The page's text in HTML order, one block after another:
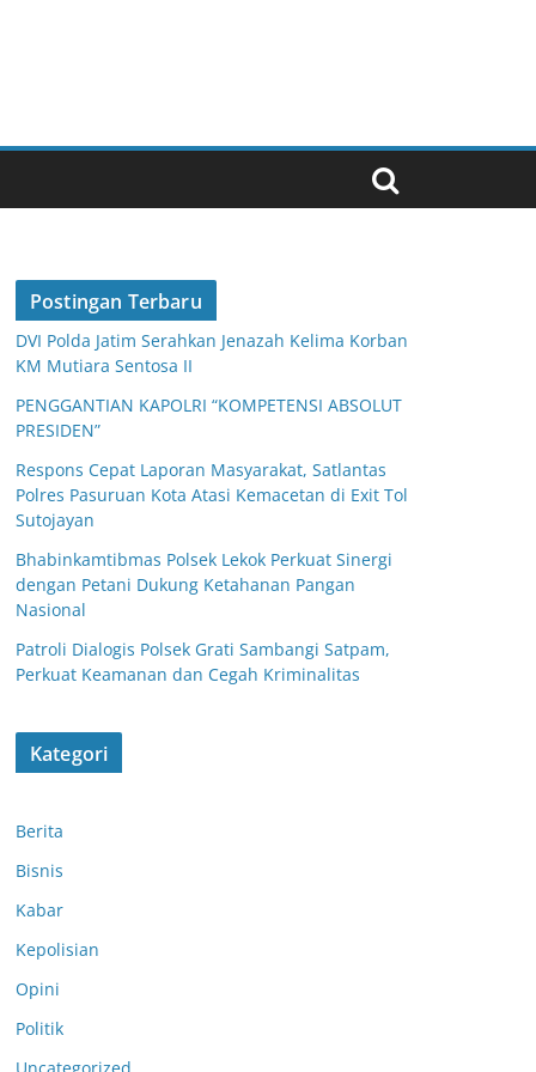
Postingan Terbaru
DVI Polda Jatim Serahkan Jenazah Kelima Korban
KM Mutiara Sentosa II
PENGGANTIAN KAPOLRI “KOMPETENSI ABSOLUT
PRESIDEN”
Respons Cepat Laporan Masyarakat, Satlantas
Polres Pasuruan Kota Atasi Kemacetan di Exit Tol
Sutojayan
Bhabinkamtibmas Polsek Lekok Perkuat Sinergi
dengan Petani Dukung Ketahanan Pangan
Nasional
Patroli Dialogis Polsek Grati Sambangi Satpam,
Perkuat Keamanan dan Cegah Kriminalitas
Kategori
Berita
Bisnis
Kabar
Kepolisian
Opini
Politik